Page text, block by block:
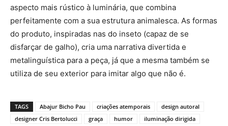
aspecto mais rústico à luminária, que combina
perfeitamente com a sua estrutura animalesca. As formas
do produto, inspiradas nas do inseto (capaz de se
disfarçar de galho), cria uma narrativa divertida e
metalinguística para a peça, já que a mesma também se
utiliza de seu exterior para imitar algo que não é.
TAGS Abajur Bicho Pau criações atemporais
design autoral
designer Cris Bertolucci
graça humor iluminação dirigida